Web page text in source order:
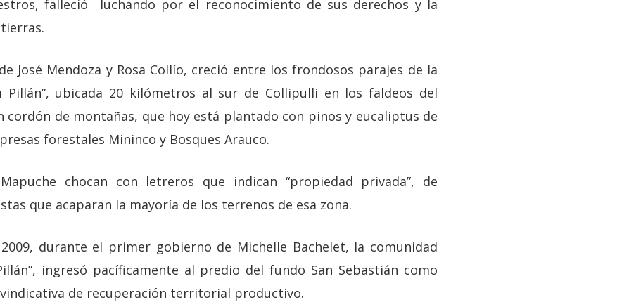
falleció luchando por el reconocimiento de sus derechos y la
José Mendoza y Rosa Collío, creció entre los frondosos parajes de la
Pillán”, ubicada 20 kilómetros al sur de Collipulli en los faldeos del
cordón de montañas, que hoy está plantado con pinos y eucaliptus de
forestales Mininco y Bosques Arauco.
chocan con letreros que indican “propiedad privada”, de
que acaparan la mayoría de los terrenos de esa zona.
durante el primer gobierno de Michelle Bachelet, la comunidad
ingresó pacíficamente al predio del fundo San Sebastián como
de recuperación territorial productivo.